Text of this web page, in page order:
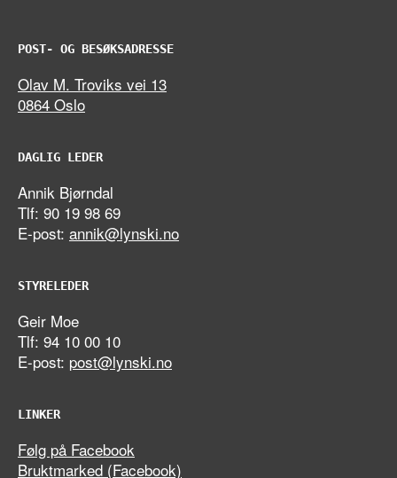
POST- OG BESØKSADRESSE
Olav M. Troviks vei 13
0864 Oslo
DAGLIG LEDER
Annik Bjørndal
Tlf: 90 19 98 69
E-post: annik@lynski.no
STYRELEDER
Geir Moe
Tlf: 94 10 00 10
E-post: post@lynski.no
LINKER
Følg på Facebook
Bruktmarked (Facebook)